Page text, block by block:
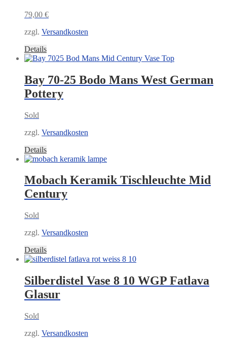
79,00 €
zzgl. Versandkosten
Details
Bay 70-25 Bodo Mans West German
Pottery
Sold
zzgl. Versandkosten
Details
Mobach Keramik Tischleuchte Mid
Century
Sold
zzgl. Versandkosten
Details
Silberdistel Vase 8 10 WGP Fatlava
Glasur
Sold
zzgl. Versandkosten